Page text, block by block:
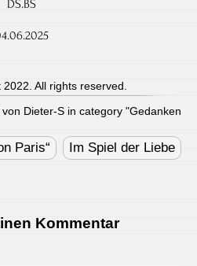
DS.BS
All rights reserved.
Dieter-S in category "Gedanken
Paris“ Im Spiel der Liebe
Kommentar